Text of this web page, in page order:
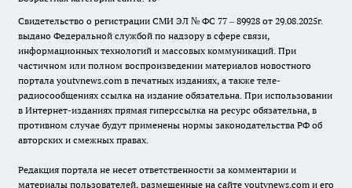
Свидетельство о регистрации СМИ ЭЛ № ФС 77 – 89928 от 29.08.2025г.
выдано Федеральной службой по надзору в сфере связи,
информационных технологий и массовых коммуникаций. При
частичном или полном воспроизведении материалов новостного
портала youtvnews.com в печатных изданиях, а также теле-
радиосообщениях ссылка на издание обязательна. При использовании
в Интернет-изданиях прямая гиперссылка на ресурс обязательна, в
противном случае будут применены нормы законодательства РФ об
авторских и смежных правах.
Редакция портала не несет ответственности за комментарии и
материалы пользователей, размещенные на сайте youtvnews.com и его